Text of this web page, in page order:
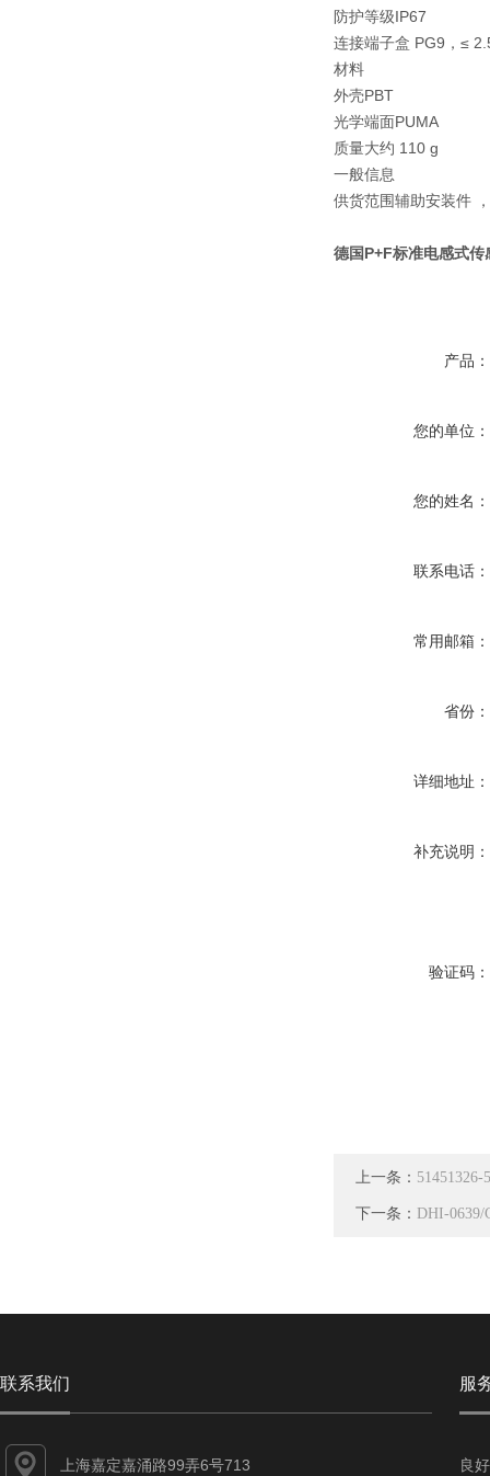
防护等级IP67
连接端子盒 PG9，≤
材料
外壳PBT
光学端面PUMA
质量大约 110 g
一般信息
供货范围辅助安装件
德国P+F标准电感式
产品：
您的单位：
您的姓名：
联系电话：
常用邮箱：
省份：
详细地址：
补充说明：
验证码：
上一条：
下一条： DHI-0639/
联系我们
上海嘉定嘉涌路99弄6号713
服
良